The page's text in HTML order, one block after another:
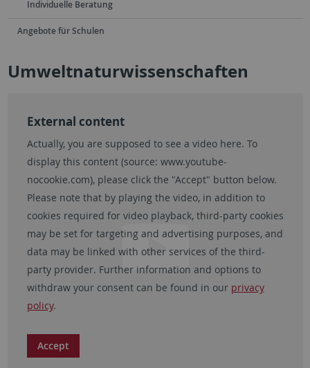
Individuelle Beratung
Angebote für Schulen
Umweltnaturwissenschaften
External content
Actually, you are supposed to see a video here. To
display this content (source: www.youtube-
nocookie.com), please click the "Accept" button below.
Please note that by playing the video, in addition to
cookies required for video playback, third-party cookies
may be set for targeting and advertising purposes, and
data may be linked with other services of the third-
party provider. Further information and options to
withdraw your consent can be found in our privacy
policy.
Accept